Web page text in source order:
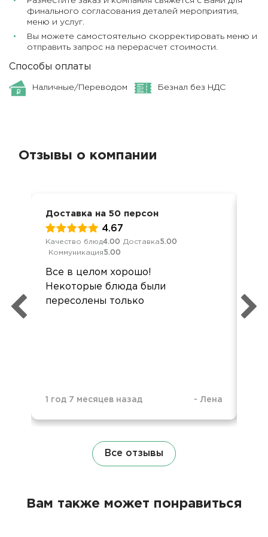
финального согласования деталей мероприятия,
меню и услуг.
Вы можете самостоятельно скорректировать меню и
отправить запрос на перерасчет стоимости.
Способы оплаты
Наличные/Переводом Безнал без НДС
Отзывы о компании
Доставка на 50 персон
4.67
Качество блюд4.00 Доставка5.00
Коммуникация5.00
Все в целом хорошо!
Некоторые блюда были
пересолены только
1 год 7 месяцев назад - Лена
Все отзывы
Вам также может понравиться